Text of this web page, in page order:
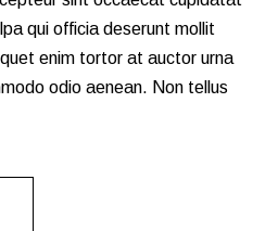
qui officia deserunt mollit
enim tortor at auctor urna
odio aenean. Non tellus